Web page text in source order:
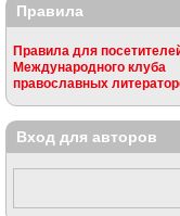
Правила
Правила для
Международного клуба
православных
Вход для авторов